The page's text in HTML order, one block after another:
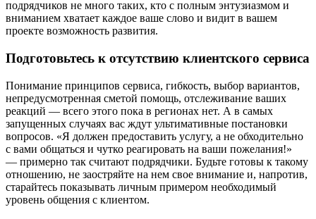
подрядчиков не много таких, кто с полным энтузиазмом и
вниманием хватает каждое ваше слово и видит в вашем
проекте возможность развития.
Подготовьтесь к отсутствию клиентского сервиса
Понимание принципов сервиса, гибкость, выбор вариантов,
непредусмотренная сметой помощь, отслеживание ваших
реакций — всего этого пока в регионах нет. А в самых
запущенных случаях вас ждут ультимативные постановки
вопросов. «Я должен предоставить услугу, а не обходительно
с вами общаться и чутко реагировать на ваши пожелания!»
— примерно так считают подрядчики. Будьте готовы к такому
отношению, не заостряйте на нем свое внимание и, напротив,
старайтесь показывать личным примером необходимый
уровень общения с клиентом.